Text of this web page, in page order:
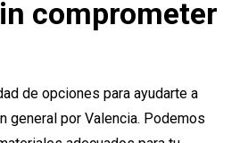
comprometer
de opciones para ayudarte a
general por Valencia. Podemos